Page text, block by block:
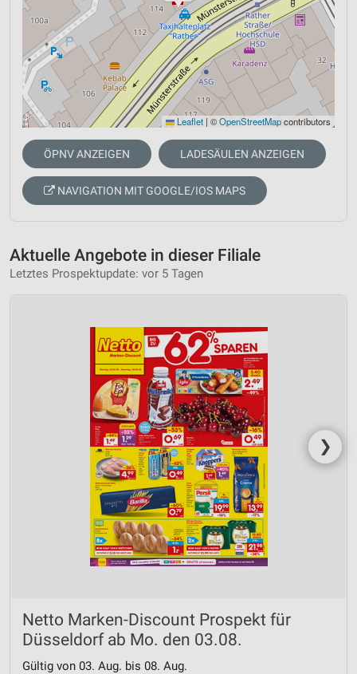
Leaflet | ©OpenStreetMapcontributors
ÖPNV ANZEIGEN LADESÄULEN ANZEIGEN
NAVIGATION MIT GOOGLE/IOS MAPS
Aktuelle Angebote in dieser Filiale
Letztes Prospektupdate: vor 5 Tagen
❯
Netto Marken-Discount Prospekt für
Düsseldorf ab Mo. den 03.08.
Gültig von 03. Aug. bis 08. Aug.